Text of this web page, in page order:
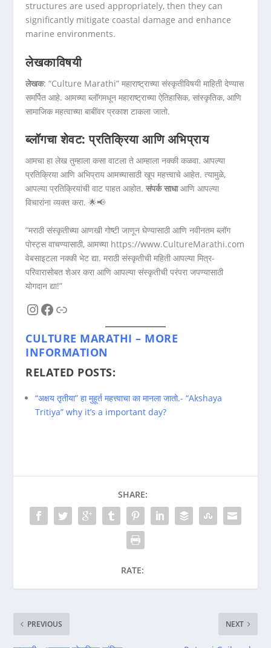
structures are used appropriately, then they can
significantly mitigate coastal damage and enhance
marine environments.
लेखकाविषयी
लेखक: “Culture Marathi” महाराष्ट्राच्या संस्कृतीविषयी माहिती देण्यास
समर्पित आहे. आमच्या ब्लॉगमधून महाराष्ट्राच्या ऐतिहासिक, सांस्कृतिक, आणि
सामाजिक महत्वाच्या बाबींवर प्रकाश टाकला जातो.
ब्लॉगचा शेवट: प्रतिक्रिया आणि अभिप्राय
आमचा हा लेख तुम्हाला कसा वाटला ते आम्हाला नक्की कळवा. आपल्या
प्रतिक्रिया आणि अभिप्राय आमच्यासाठी खूप महत्त्वाचे आहेत. त्यामुळे,
आपल्या प्रतिक्रियांची वाट पाहत आहोत.संपर्क साधाआणि आपल्या
विचारांना व्यक्त करा. 🌟📢
“मराठी संस्कृतीच्या आणखी गोष्टी जाणून घेण्यासाठी आणि नवीनतम ब्लॉग
पोस्ट्स वाचण्यासाठी, आमच्या https://www.CultureMarathi.com
वेबसाइटला नक्की भेट द्या. मराठी संस्कृतीची महिती आपल्या मित्र-
परिवारासोबत शेअर करा आणि आपल्या संस्कृतीची परंपरा जपण्यासाठी
योगदान द्या!”
InstagramFacebook Link
CULTURE MARATHI – MORE
INFORMATION
RELATED POSTS:
“अक्षय तृतीया” हा मुहूर्त महत्त्वाचा का मानला जातो.- “Akshaya
Tritiya” why it’s a important day?
SHARE:
RATE:
PREVIOUS NEXT